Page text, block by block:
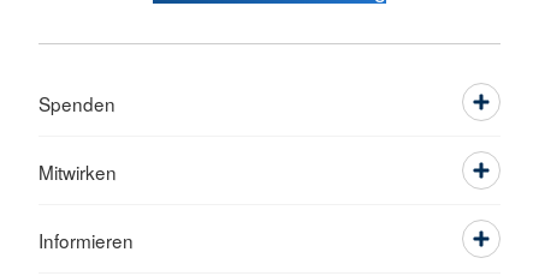
Spenden
Mitwirken
Informieren